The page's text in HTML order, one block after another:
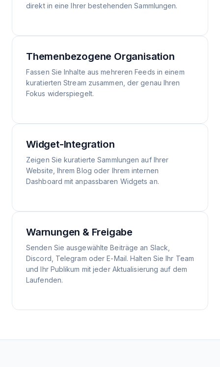
direkt in eine Ihrer bestehenden Sammlungen.
Themenbezogene Organisation
Fassen Sie Inhalte aus mehreren Feeds in einem
kuratierten Stream zusammen, der genau Ihren
Fokus widerspiegelt.
Widget-Integration
Zeigen Sie kuratierte Sammlungen auf Ihrer
Website, Ihrem Blog oder Ihrem internen
Dashboard mit anpassbaren Widgets an.
Warnungen & Freigabe
Senden Sie ausgewählte Beiträge an Slack,
Discord, Telegram oder E-Mail. Halten Sie Ihr Team
und Ihr Publikum mit jeder Aktualisierung auf dem
Laufenden.